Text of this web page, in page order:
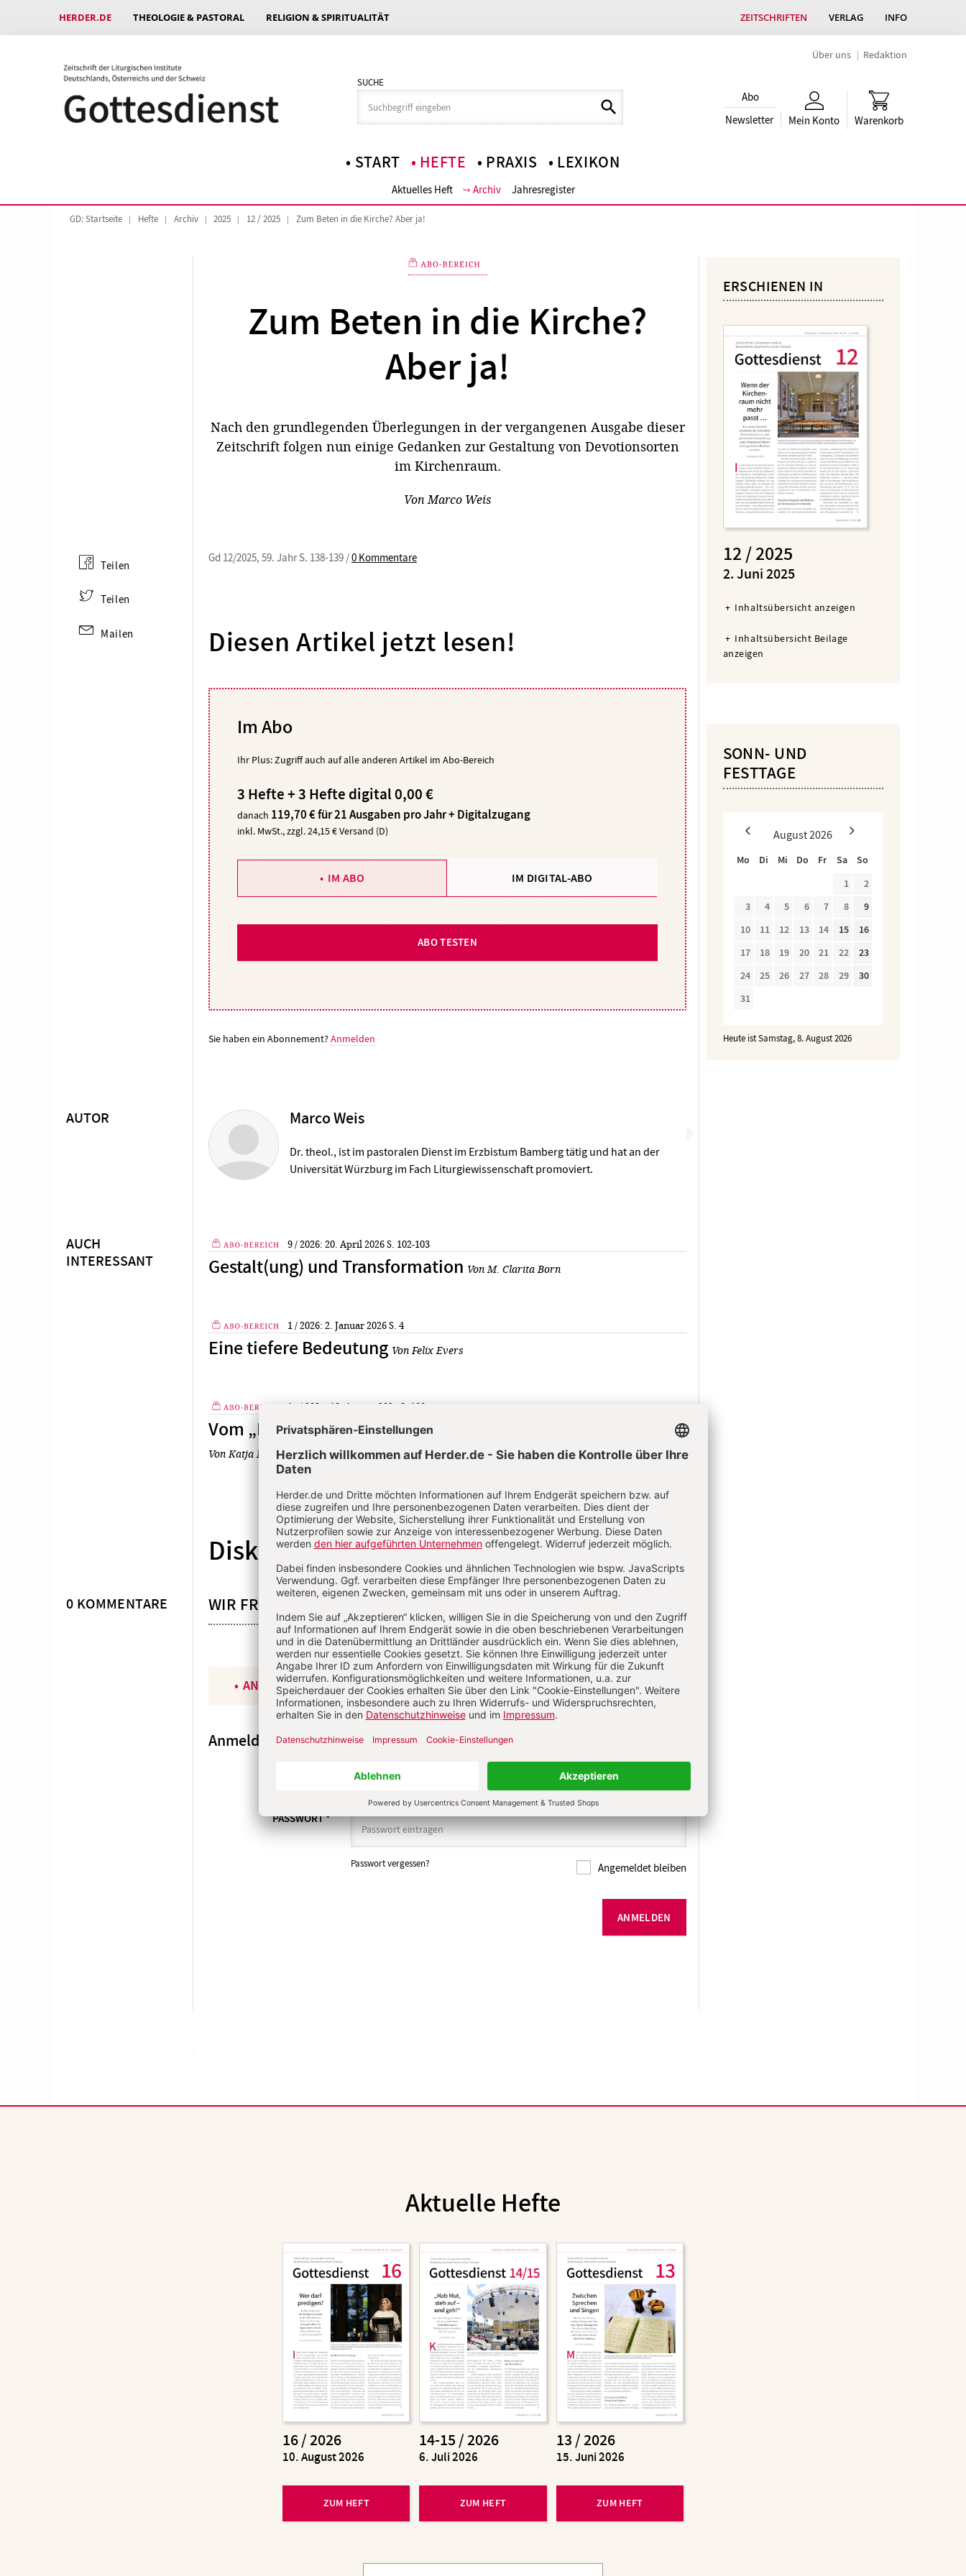
HERDER.DE THEOLOGIE & PASTORAL RELIGION & SPIRITUALITÄT ZEITSCHRIFTEN VERLAG INFO
Über uns Redaktion
SUCHE
Abo
Newsletter
Mein Konto Warenkorb
START HEFTE PRAXIS LEXIKON
Aktuelles Heft Archiv Jahresregister
GD: Startseite Hefte Archiv 2025 12 / 2025 Zum Beten in die Kirche? Aber ja!
Zum Beten in die Kirche?
Aber ja!
Nach den grundlegenden Überlegungen in der vergangenen Ausgabe dieser
Zeitschrift folgen nun einige Gedanken zur Gestaltung von Devotionsorten
im Kirchenraum.
VonMarco Weis
Gd 12/2025, 59. Jahr S. 138-139 /0 Kommentare
Diesen Artikel jetzt lesen!
Im Abo
Ihr Plus: Zugriff auch auf alle anderen Artikel im Abo-Bereich
3 Hefte + 3 Hefte digital 0,00 €
danach 119,70 € für 21 Ausgaben pro Jahr + Digitalzugang
inkl. MwSt., zzgl. 24,15 € Versand (D)
IM ABO IM DIGITAL-ABO
ABO TESTEN
Sie haben ein Abonnement?Anmelden
Teilen
Teilen
Mailen
Überschrift
AUTOR Marco Weis
Dr. theol., ist im pastoralen Dienst im Erzbistum Bamberg tätig und hat an der
Universität Würzburg im Fach Liturgiewissenschaft promoviert.
AUCH
INTERESSANT
Plus
9 / 2026: 20. April 2026S. 102-103
Gestalt(ung) und Transformation Von M. Clarita Born
Plus
1 / 2026: 2. Januar 2026S. 4
Eine tiefere Bedeutung Von Felix Evers
Plus
17 / 2025: 18. August 2025 S. 188
Vom „Klerikalismus in Stein“ hin zur räumlichen Communio
Von Katja Neubauer
Diskussion
0 KOMMENTARE WIR FREUEN UNS ÜBER IHREN KOMMENTAR
ANGEMELDET KOMMENTIEREN ALS GAST KOMMENTIEREN
Anmeldung
PASSWORT*
Passwort vergessen? Angemeldet bleiben
ANMELDEN
ERSCHIENEN IN
12 / 2025
:
2. Juni 2025
Inhaltsübersicht anzeigen
Inhaltsübersicht Beilage
anzeigen
SONN- UND
FESTTAGE
August2026
Mo Di Mi Do Fr Sa
So
1
2
3
4 5 6 7 8
9
10
11 12 13 14 15
16
17
18 19 20 21 22
23
24
25 26 27 28 29
30
31
Heute ist Samstag, 8. August 2026
Aktuelle Hefte
16 / 2026
:
10. August 2026
ZUM HEFT
14-15 / 2026
:
6. Juli 2026
ZUM HEFT
13 / 2026
:
15. Juni 2026
ZUM HEFT